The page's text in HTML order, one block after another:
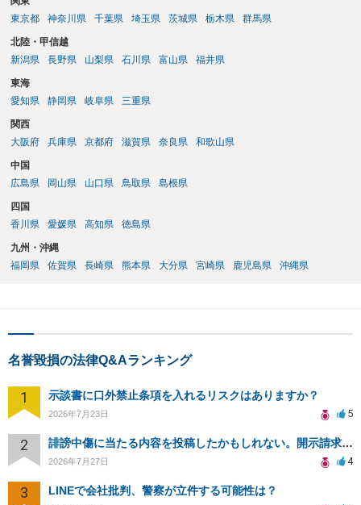
東京都
神奈川県 千葉県 埼玉県 茨城県 栃木県 群馬県
北陸・甲信越
新潟県
長野県 山梨県 石川県 富山県 福井県
東海
愛知県
静岡県 岐阜県 三重県
関西
大阪府
兵庫県 京都府 滋賀県 奈良県 和歌山県
中国
広島県
岡山県 山口県 鳥取県 島根県
四国
香川県
愛媛県 高知県 徳島県
九州・沖縄
福岡県
佐賀県 長崎県 熊本県 大分県 宮崎県 鹿児島県 沖縄県
名誉毀損の法律Q&Aランキング
1 示談書に口外禁止条項を入れるリスクはありますか？
2026年7月23日 5
2 誹謗中傷に当たる内容を投稿したかもしれない。開示請求や民事刑事裁判に発展しうるのか教えて欲しい。
2026年7月27日 4
3 LINEで会社批判、警察が立件する可能性は？